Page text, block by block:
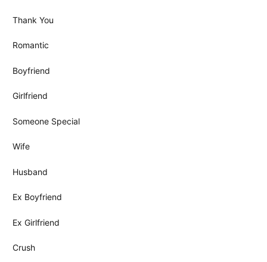
Thank You
Romantic
Boyfriend
Girlfriend
Someone Special
Wife
Husband
Ex Boyfriend
Ex Girlfriend
Crush